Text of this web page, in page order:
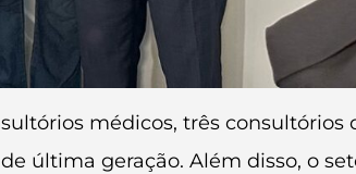
médicos, três
última geração. Além disso, o